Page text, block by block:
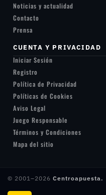
Noticias y actualidad
Contacto
Prensa
CUENTA Y PRIVACIDAD
Iniciar Sesión
Registro
Política de Privacidad
Políticas de Cookies
Aviso Legal
Juego Responsable
Términos y Condiciones
Mapa del sitio
© 2001–2026 Centroapuesta.